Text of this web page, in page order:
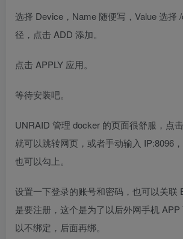
选择 Device，Name 随便写，Value 选择
径，点击 ADD 添加。
点击 APPLY 应用。
等待安装吧。
UNRAID 管理 docker 的页面很舒服，点
就可以跳转网页，或者手动输入 IP:8096
也可以勾上。
设置一下登录的账号和密码，也可以关联
是要注册，这个是为了以后外网手机
以不绑定，后面再绑。